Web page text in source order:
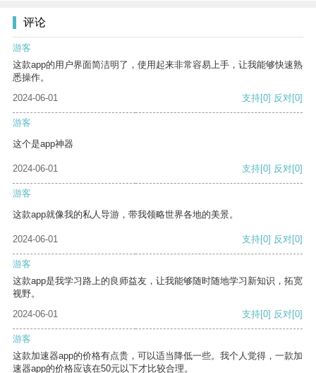
评论
游客
这款app的用户界面简洁明了，使用起来非常容易上手，让我能够快速熟
悉操作。
2024-06-01
支持[0] 反对[0]
游客
这个是app神器
2024-06-01 支持[0] 反对[0]
游客
这款app就像我的私人导游，带我领略世界各地的美景。
2024-06-01 支持[0] 反对[0]
游客
这款app是我学习路上的良师益友，让我能够随时随地学习新知识，拓宽
视野。
2024-06-01
支持[0] 反对[0]
游客
这款加速器app的价格有点贵，可以适当降低一些。我个人觉得，一款加
速器app的价格应该在50元以下才比较合理。